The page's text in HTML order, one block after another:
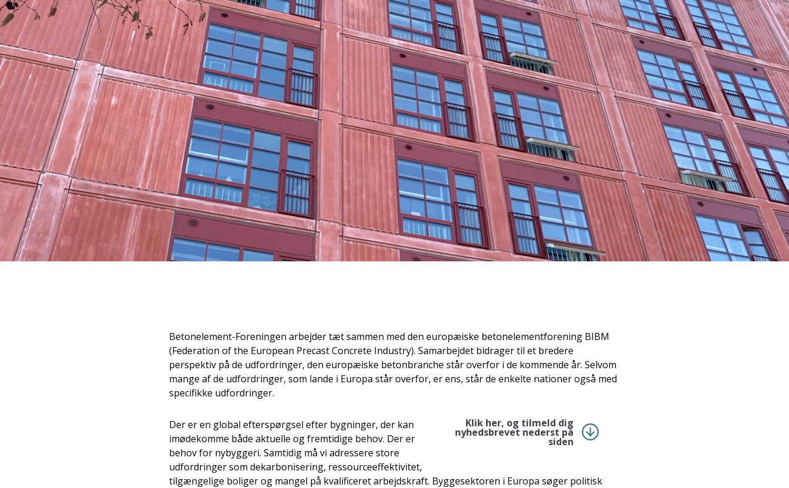
Betonelement-Foreningen arbejder tæt sammen med den europæiske betonelementforening BIBM
(Federation of the European Precast Concrete Industry). Samarbejdet bidrager til et bredere
perspektiv på de udfordringer, den europæiske betonbranche står overfor i de kommende år. Selvom
mange af de udfordringer, som lande i Europa står overfor, er ens, står de enkelte nationer også med
specifikke udfordringer.
Klik her, og tilmeld dig
nyhedsbrevet nederst på
siden
Der er en global efterspørgsel efter bygninger, der kan
imødekomme både aktuelle og fremtidige behov. Der er
behov for nybyggeri. Samtidig må vi adressere store
udfordringer som dekarbonisering, ressourceeffektivitet,
tilgængelige boliger og mangel på kvalificeret arbejdskraft. Byggesektoren i Europa søger politisk